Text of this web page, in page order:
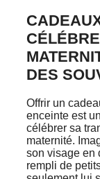
DES
Offrir un
enceinte est
célébrer sa
maternité.
son visage en
rempli de